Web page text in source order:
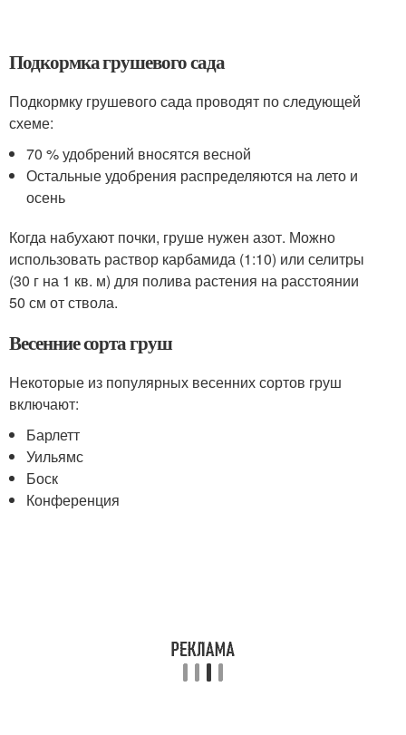
Подкормка грушевого сада
Подкормку грушевого сада проводят по следующей
схеме:
70 % удобрений вносятся весной
Остальные удобрения распределяются на лето и
осень
Когда набухают почки, груше нужен азот. Можно
использовать раствор карбамида (1:10) или селитры
(30 г на 1 кв. м) для полива растения на расстоянии
50 см от ствола.
Весенние сорта груш
Некоторые из популярных весенних сортов груш
включают:
Барлетт
Уильямс
Боск
Конференция